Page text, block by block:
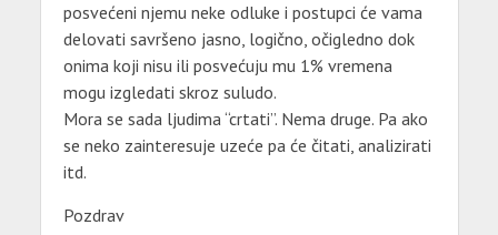
posvećeni njemu neke odluke i postupci će vama
delovati savršeno jasno, logično, očigledno dok
onima koji nisu ili posvećuju mu 1% vremena
mogu izgledati skroz suludo.
Mora se sada ljudima “crtati”. Nema druge. Pa ako
se neko zainteresuje uzeće pa će čitati, analizirati
itd.
Pozdrav